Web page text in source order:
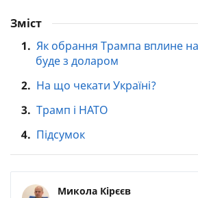
Зміст
1. Як обрання Трампа вплине
буде з доларом
2. На що чекати Україні?
3. Трамп і НАТО
4. Підсумок
Микола Кірєєв